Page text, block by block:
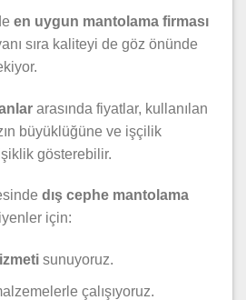
en uygun mantolama firması
sıra kaliteyi de göz önünde
arasında fiyatlar, kullanılan
büyüklüğüne ve işçilik
gösterebilir.
dış cephe mantolama
için:
sunuyoruz.
çalışıyoruz.